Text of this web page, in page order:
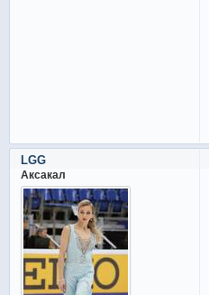
LGG
Аксакал